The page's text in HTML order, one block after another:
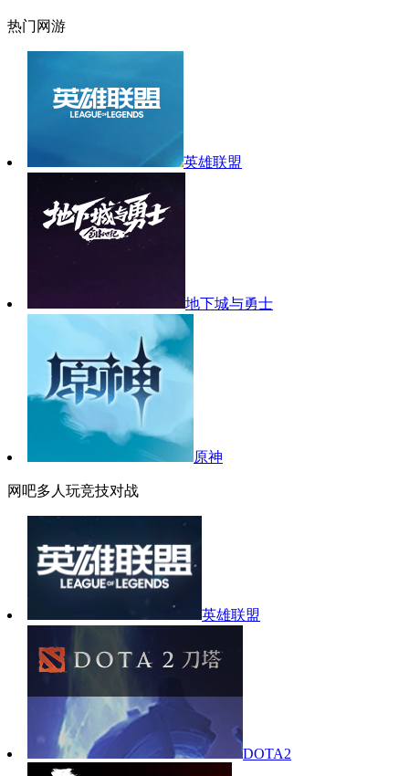
热门网游
英雄联盟
地下城与勇士
原神
网吧多人玩竞技对战
英雄联盟
DOTA2